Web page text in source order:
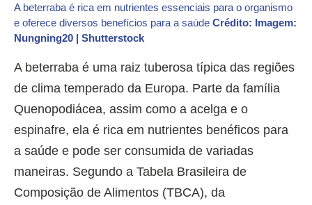
A beterraba é rica em nutrientes essenciais para o organismo
e oferece diversos benefícios para a saúde Crédito: Imagem:
Nungning20 | Shutterstock
A beterraba é uma raiz tuberosa típica das regiões
de clima temperado da Europa. Parte da família
Quenopodiácea, assim como a acelga e o
espinafre, ela é rica em nutrientes benéficos para
a saúde e pode ser consumida de variadas
maneiras. Segundo a Tabela Brasileira de
Composição de Alimentos (TBCA), da